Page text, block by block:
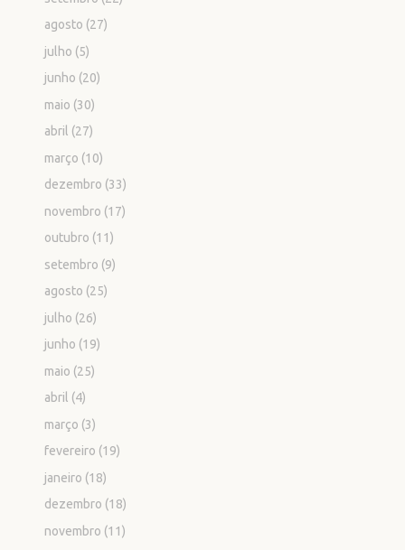
agosto (27)
julho (5)
junho (20)
maio (30)
abril (27)
março (10)
dezembro (33)
novembro (17)
outubro (11)
setembro (9)
agosto (25)
julho (26)
junho (19)
maio (25)
abril (4)
março (3)
fevereiro (19)
janeiro (18)
dezembro (18)
novembro (11)